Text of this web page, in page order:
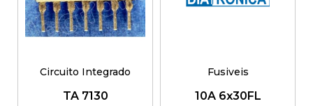
Circuito Integrado
TA 7130
Fusiveis
10A 6x30FL